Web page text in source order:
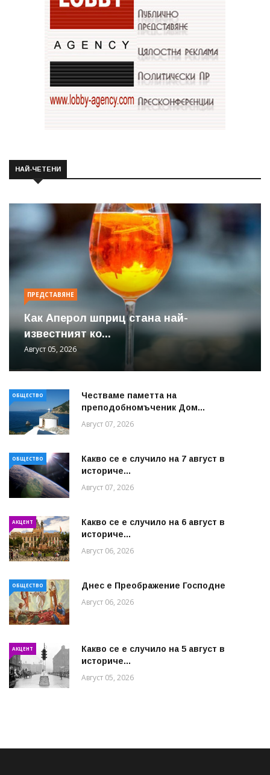
НАЙ-ЧЕТЕНИ
ПРЕДСТАВЯНЕ
Как Аперол шприц стана най-
известният ко...
Август 05, 2026
ОБЩЕСТВО
Честваме паметта на
преподобномъченик Дом...
Август 07, 2026
ОБЩЕСТВО
Какво се е случило на 7 август в
историче...
Август 07, 2026
АКЦЕНТ
Какво се е случило на 6 август в
историче...
Август 06, 2026
ОБЩЕСТВО Днес е Преображение Господне
Август 06, 2026
АКЦЕНТ
Какво се е случило на 5 август в
историче...
Август 05, 2026